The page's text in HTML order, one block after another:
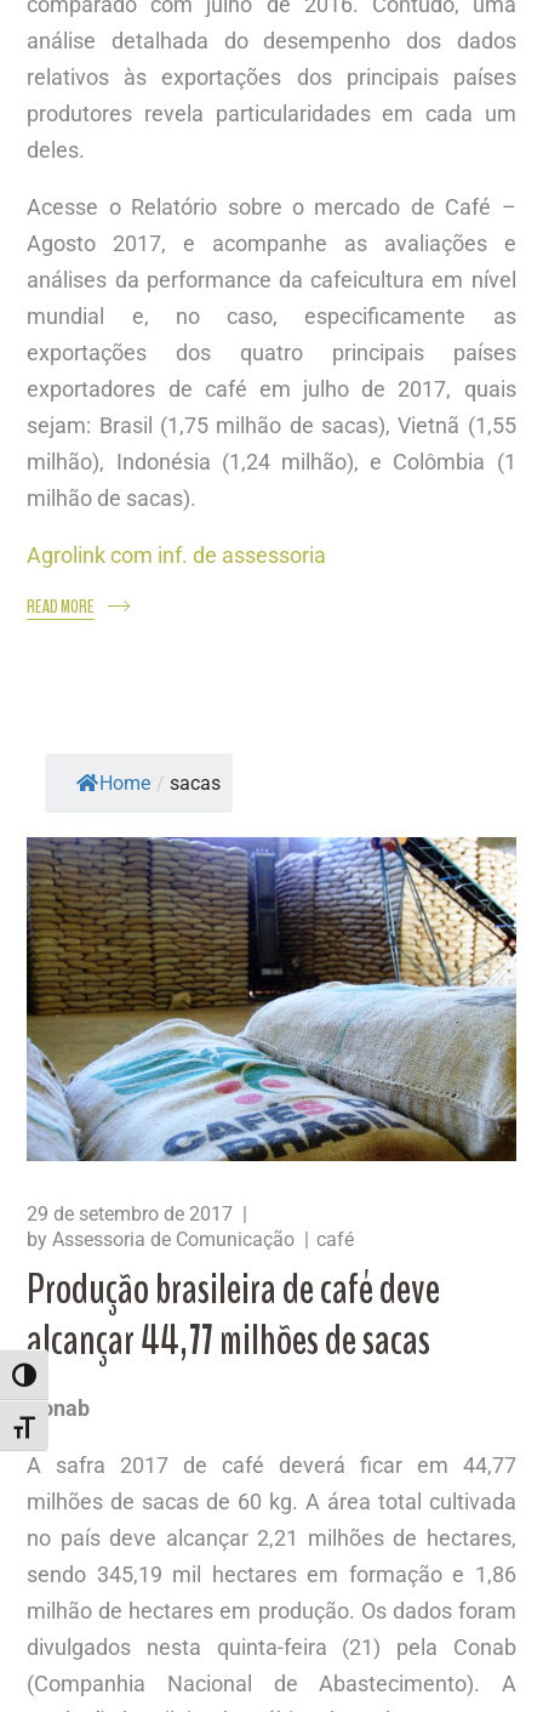
ALTERNAR ALTO CONTRASTE
ALTERNAR TAMANHO DA FONTE
análise detalhada do desempenho dos dados
relativos às exportações dos principais países
produtores revela particularidades em cada um
deles.
Acesse o Relatório sobre o mercado de Café –
Agosto 2017, e acompanhe as avaliações e
análises da performance da cafeicultura em nível
mundial e, no caso, especificamente as
exportações dos quatro principais países
exportadores de café em julho de 2017, quais
sejam: Brasil (1,75 milhão de sacas), Vietnã (1,55
milhão), Indonésia (1,24 milhão), e Colômbia (1
milhão de sacas).
Agrolink com inf. de assessoria
READ MORE
Home / sacas
29 de setembro de 2017
byAssessoria de Comunicação café
Produção brasileira de café deve
alcançar 44,77 milhões de sacas
Conab
A safra 2017 de café deverá ficar em 44,77
milhões de sacas de 60 kg. A área total cultivada
no país deve alcançar 2,21 milhões de hectares,
sendo 345,19 mil hectares em formação e 1,86
milhão de hectares em produção. Os dados foram
divulgados nesta quinta-feira (21) pela Conab
(Companhia Nacional de Abastecimento). A